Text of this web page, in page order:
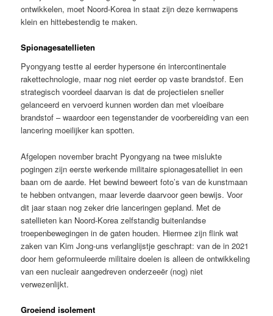
ontwikkelen, moet Noord-Korea in staat zijn deze kernwapens
klein en hittebestendig te maken.
Spionagesatellieten
Pyongyang testte al eerder hypersone én intercontinentale
rakettechnologie, maar nog niet eerder op vaste brandstof. Een
strategisch voordeel daarvan is dat de projectielen sneller
gelanceerd en vervoerd kunnen worden dan met vloeibare
brandstof – waardoor een tegenstander de voorbereiding van een
lancering moeilijker kan spotten.
Afgelopen november bracht Pyongyang na twee mislukte
pogingen zijn eerste werkende militaire spionagesatelliet in een
baan om de aarde. Het bewind beweert foto’s van de kunstmaan
te hebben ontvangen, maar leverde daarvoor geen bewijs. Voor
dit jaar staan nog zeker drie lanceringen gepland. Met de
satellieten kan Noord-Korea zelfstandig buitenlandse
troepenbewegingen in de gaten houden. Hiermee zijn flink wat
zaken van Kim Jong-uns verlanglijstje geschrapt: van de in 2021
door hem geformuleerde militaire doelen is alleen de ontwikkeling
van een nucleair aangedreven onderzeeër (nog) niet
verwezenlijkt.
Groeiend isolement